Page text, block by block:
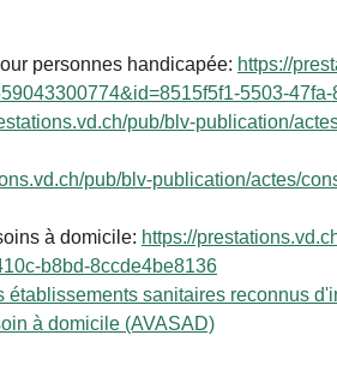
personnes handicapée: https://
5503-
pub/blv-publication/
pub/blv-publication/actes/
à domicile: https://
b8bd-8ccde4be8136
établissements sanitaires reconnus
à domicile (AVASAD)